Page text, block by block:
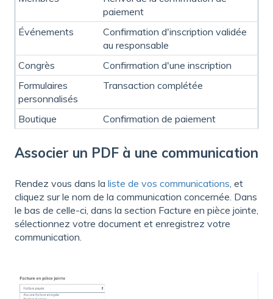
paiement
Événements
Confirmation d'inscription validée
au responsable
Congrès
Confirmation d'une inscription
Formulaires
personnalisés
Transaction complétée
Boutique Confirmation de paiement
Associer un PDF à une communication
Rendez vous dans la liste de vos communications, et
cliquez sur le nom de la communication concernée. Dans
le bas de celle-ci, dans la section Facture en pièce jointe,
sélectionnez votre document et enregistrez votre
communication.